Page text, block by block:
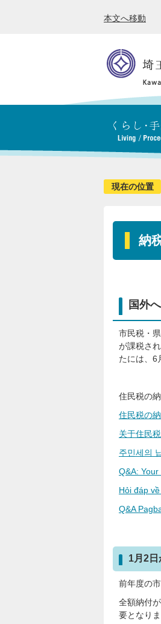
本文へ移動
現在の位置
納
国外
市民税・
が課税さ
たには、6
住民税の
住民税の
关于住民
주민세의
Q&A:
Hỏi đáp
Q&A
1月2
前年度の
全額納付
要となりま